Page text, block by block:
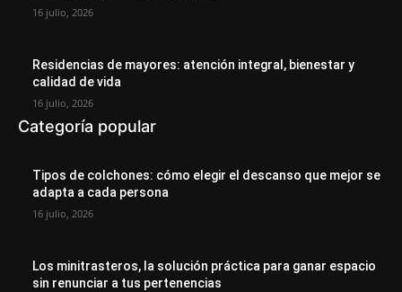
16 julio, 2026
Residencias de mayores: atención integral, bienestar y
calidad de vida
16 julio, 2026
Categoría popular
Tipos de colchones: cómo elegir el descanso que mejor se
adapta a cada persona
16 julio, 2026
Los minitrasteros, la solución práctica para ganar espacio
sin renunciar a tus pertenencias